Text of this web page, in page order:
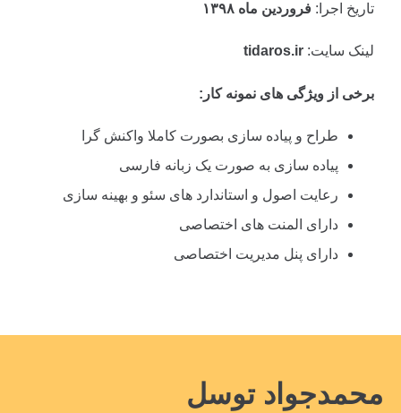
تاریخ اجرا: فروردین ماه ۱۳۹۸
لینک سایت: tidaros.ir
برخی از ویژگی های نمونه کار:
طراح و پیاده سازی بصورت کاملا واکنش گرا
پیاده سازی به صورت یک زبانه فارسی
رعایت اصول و استاندارد های سئو و بهینه سازی
دارای المنت های اختصاصی
دارای پنل مدیریت اختصاصی
محمدجواد توسل